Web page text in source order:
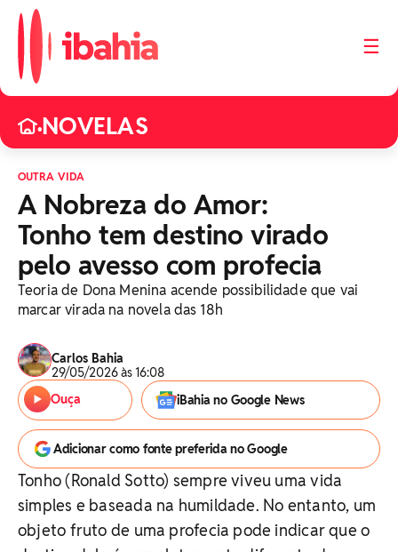
☰
•NOVELAS
OUTRA VIDA
A Nobreza do Amor:
Tonho tem destino virado
pelo avesso com profecia
Teoria de Dona Menina acende possibilidade que vai
marcar virada na novela das 18h
Carlos Bahia
29/05/2026 às 16:08
Ouça
iBahia no Google News
Adicionar como fonte preferida no Google
Tonho (Ronald Sotto) sempre viveu uma vida
simples e baseada na humildade. No entanto, um
objeto fruto de uma profecia pode indicar que o